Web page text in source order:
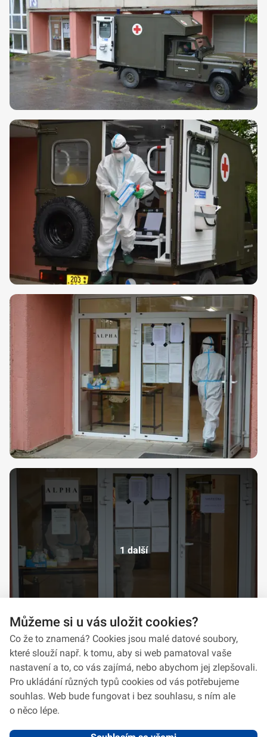
1 další
Můžeme si u vás uložit cookies?
Co že to znamená? Cookies jsou malé datové soubory,
které slouží např. k tomu, aby si web pamatoval vaše
nastavení a to, co vás zajímá, nebo abychom jej zlepšovali.
Pro ukládání různých typů cookies od vás potřebujeme
souhlas. Web bude fungovat i bez souhlasu, s ním ale
o něco lépe.